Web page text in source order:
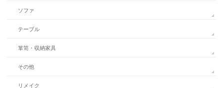
ソファ
テーブル
箪笥・収納家具
その他
リメイク